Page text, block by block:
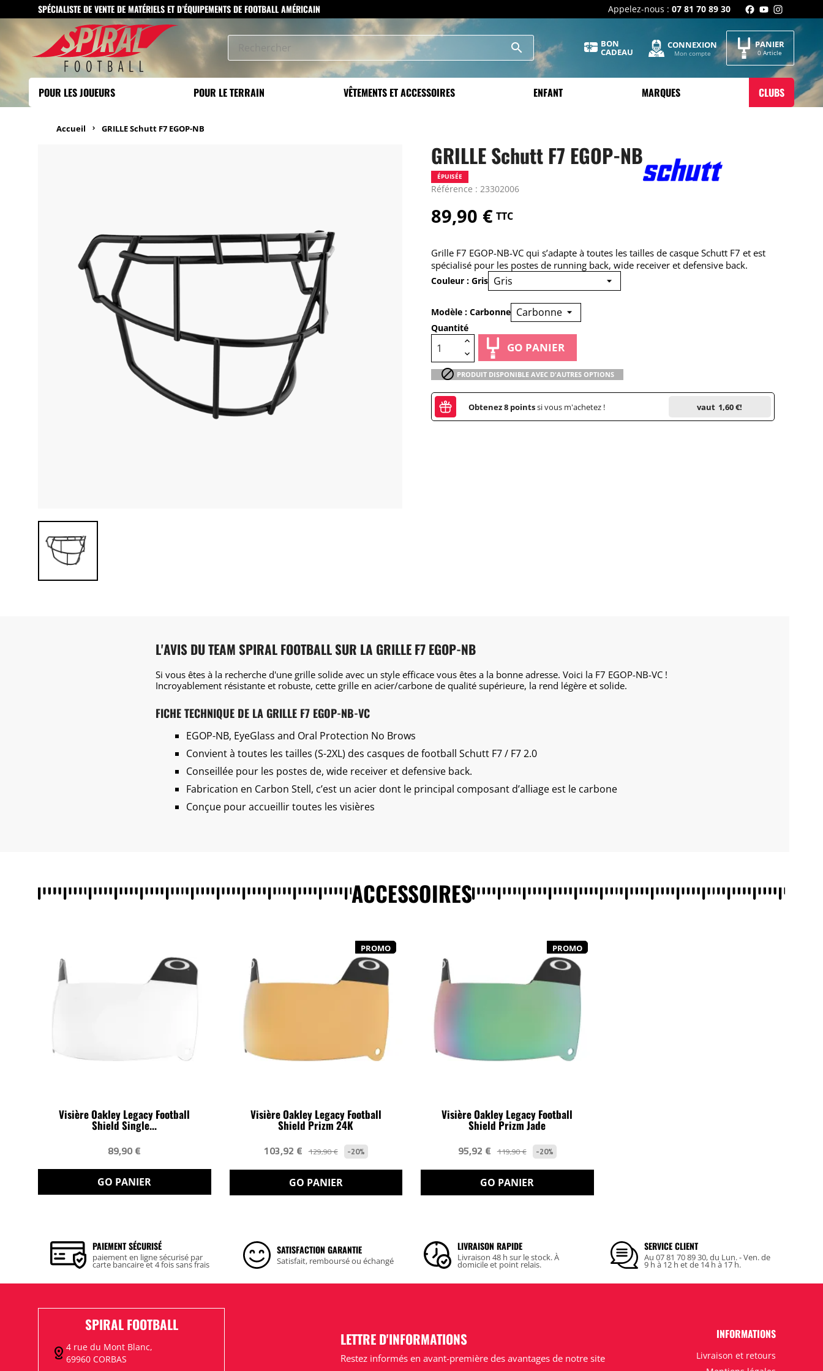
SPÉCIALISTE DE VENTE DE MATÉRIELS ET D’ÉQUIPEMENTS DE FOOTBALL AMÉRICAIN Appelez-nous : 07 81 70 89 30
search BON
CADEAU
CONNEXION
Mon compte
PANIER
0 Article
POUR LES JOUEURS POUR LE TERRAIN VÊTEMENTS ET ACCESSOIRES ENFANT MARQUES CLUBS
Accueil GRILLE Schutt F7 EGOP-NB
GRILLE Schutt F7 EGOP-NB
Référence : 23302006
ÉPUISÉE
89,90 € TTC
Grille F7 EGOP-NB-VC qui s’adapte à toutes les tailles de casque Schutt F7 et est
spécialisé pour les postes de running back, wide receiver et defensive back.
Couleur : Gris
Modèle : Carbonne
Quantité
GO PANIER
 PRODUIT DISPONIBLE AVEC D'AUTRES OPTIONS
Obtenez8 pointssi vous m'achetez ! vaut 1,60 €!
L'AVIS DU TEAM SPIRAL FOOTBALL SUR LA GRILLE F7 EGOP-NB
Si vous êtes à la recherche d'une grille solide avec un style efficace vous êtes a la bonne adresse. Voici la F7 EGOP-NB-VC !
Incroyablement résistante et robuste, cette grille en acier/carbone de qualité supérieure, la rend légère et solide.
FICHE TECHNIQUE DE LA GRILLE F7 EGOP-NB-VC
EGOP-NB, EyeGlass and Oral Protection No Brows
Convient à toutes les tailles (S-2XL) des casques de football Schutt F7 / F7 2.0
Conseillée pour les postes de, wide receiver et defensive back.
Fabrication en Carbon Stell, c’est un acier dont le principal composant d’alliage est le carbone
Conçue pour accueillir toutes les visières
ACCESSOIRES
Visière Oakley Legacy Football
Shield Single...
89,90 €
GO PANIER
PROMO
Visière Oakley Legacy Football
Shield Prizm 24K
103,92 € 129,90 € -20%
GO PANIER
PROMO
Visière Oakley Legacy Football
Shield Prizm Jade
95,92 € 119,90 € -20%
GO PANIER
PAIEMENT SÉCURISÉ
paiement en ligne sécurisé par
carte bancaire et 4 fois sans frais
SATISFACTION GARANTIE
Satisfait, remboursé ou échangé
LIVRAISON RAPIDE
Livraison 48 h sur le stock. À
domicile et point relais.
SERVICE CLIENT
Au 07 81 70 89 30, du Lun. - Ven. de
9 h à 12 h et de 14 h à 17 h.
SPIRAL FOOTBALL
distance 4 rue du Mont Blanc,
69960 CORBAS
INFORMATIONS
Livraison et retours
LETTRE D'INFORMATIONS
Restez informés en avant-première des avantages de notre site